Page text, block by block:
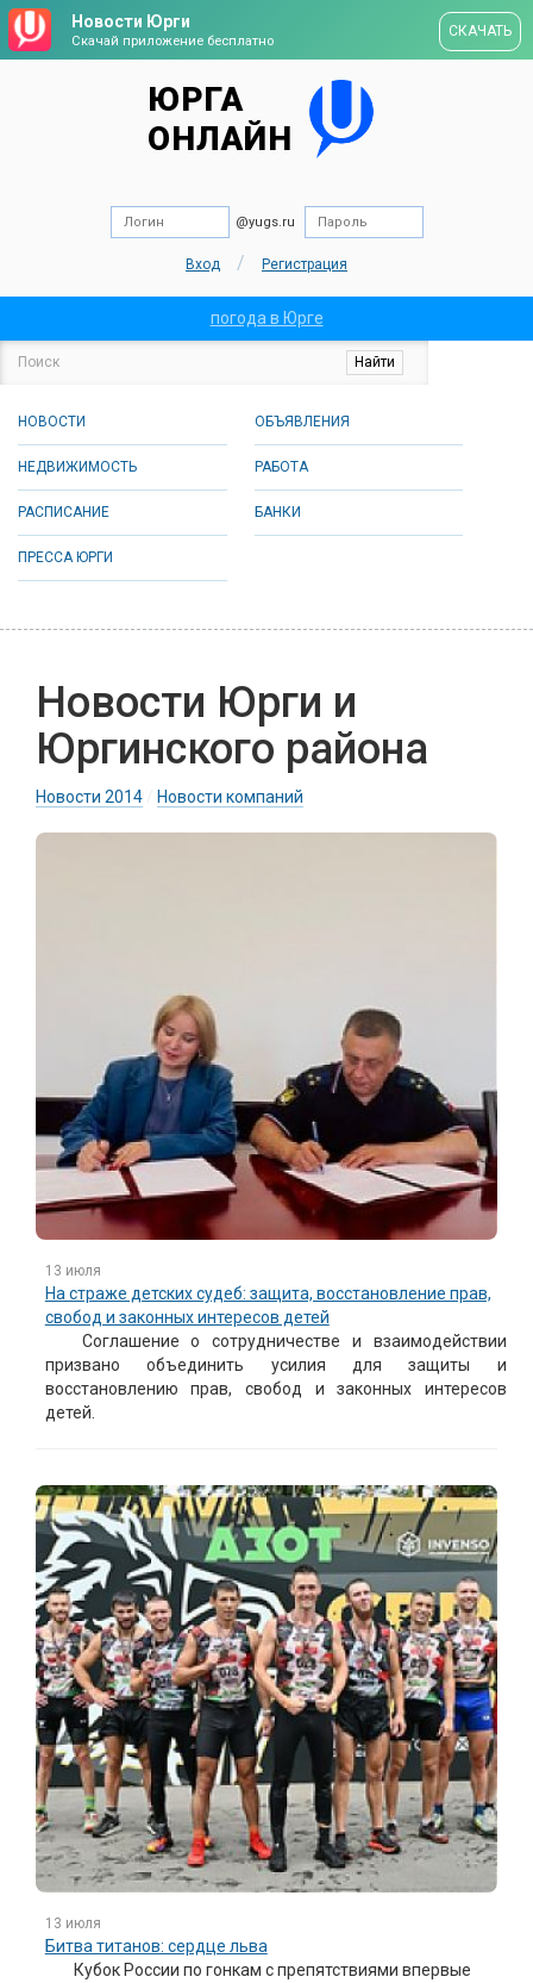
Новости Юрги
Скачай приложение бесплатно
СКАЧАТЬ
ЮРГА
ОНЛАЙН
@yugs.ru
Вход / Регистрация
погода в Юрге
НОВОСТИ ОБЪЯВЛЕНИЯ
НЕДВИЖИМОСТЬ РАБОТА
РАСПИСАНИЕ БАНКИ
ПРЕССА ЮРГИ
Новости Юрги и
Юргинского района
Новости 2014 Новости компаний
13 июля
На страже детских судеб: защита, восстановление прав,
свобод и законных интересов детей
Соглашение о сотрудничестве и взаимодействии
призвано объединить усилия для защиты и
восстановлению прав, свобод и законных интересов
детей.
13 июля
Битва титанов: сердце льва
Кубок России по гонкам с препятствиями впервые